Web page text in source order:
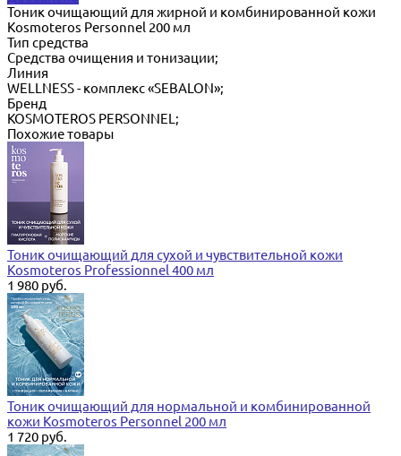
Тоник очищающий для жирной и комбинированной кожи
Kosmoteros Personnel 200 мл
Тип средства
Cредства очищения и тонизации;
Линия
WELLNESS - комплекс «SEBALON»;
Бренд
KOSMOTEROS PERSONNEL;
Похожие товары
Тоник очищающий для сухой и чувствительной кожи
Kosmoteros Professionnel 400 мл
1 980 руб.
Тоник очищающий для нормальной и комбинированной
кожи Kosmoteros Personnel 200 мл
1 720 руб.